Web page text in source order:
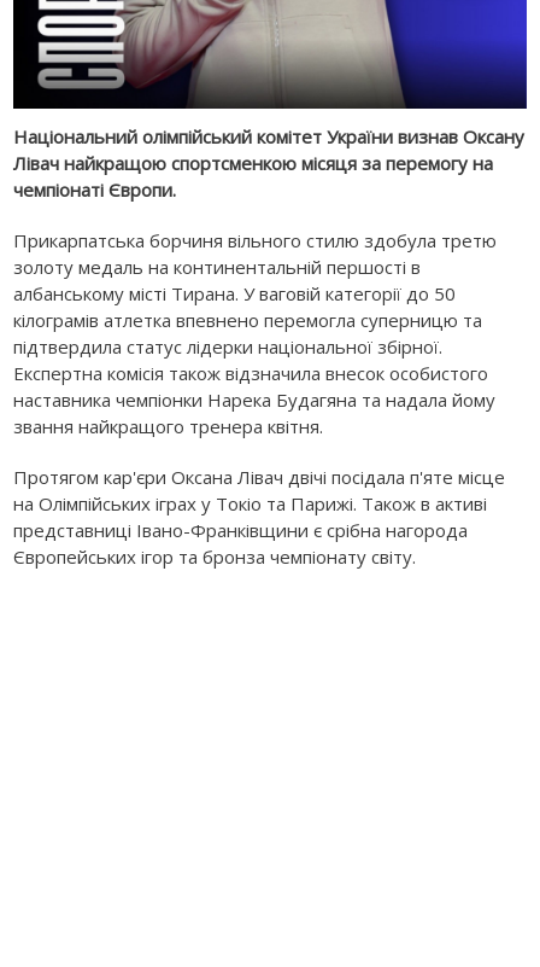
Національний олімпійський комітет України визнав Оксану
Лівач найкращою спортсменкою місяця за перемогу на
чемпіонаті Європи.
Прикарпатська борчиня вільного стилю здобула третю
золоту медаль на континентальній першості в
албанському місті Тирана. У ваговій категорії до 50
кілограмів атлетка впевнено перемогла суперницю та
підтвердила статус лідерки національної збірної.
Експертна комісія також відзначила внесок особистого
наставника чемпіонки Нарека Будагяна та надала йому
звання найкращого тренера квітня.
Протягом кар'єри Оксана Лівач двічі посідала п'яте місце
на Олімпійських іграх у Токіо та Парижі. Також в активі
представниці Івано-Франківщини є срібна нагорода
Європейських ігор та бронза чемпіонату світу.